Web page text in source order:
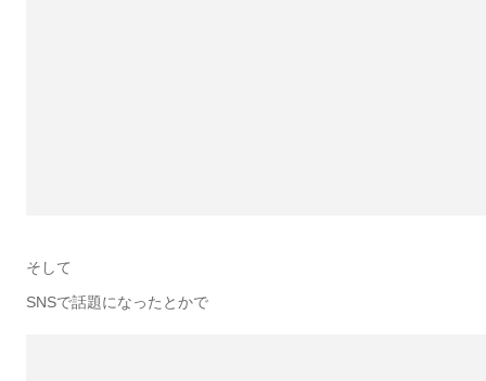
そして
SNSで話題になったとかで